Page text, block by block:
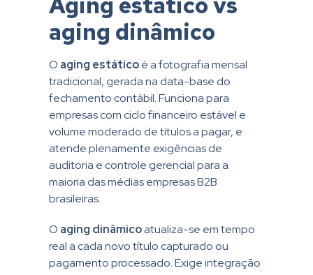
aging dinâmico
O aging estáticoé a fotografia mensal
tradicional, gerada na data-base do
fechamento contábil. Funciona para
empresas com ciclo financeiro estável e
volume moderado de títulos a pagar, e
atende plenamente exigências de
auditoria e controle gerencial para a
maioria das médias empresas B2B
brasileiras.
O aging dinâmicoatualiza-se em tempo
real a cada novo título capturado ou
pagamento processado. Exige integração